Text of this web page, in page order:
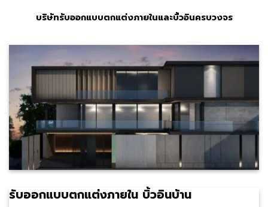
บริษัทรับออกแบบตกแต่งภายในและบิ้วอินครบวงจร
รับออกแบบตกแต่งภายใน บิ้วอินบ้าน